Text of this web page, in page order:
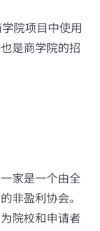
院项目中使用
是商学院的招
家是一个由全
非盈利协会。
院校和申请者